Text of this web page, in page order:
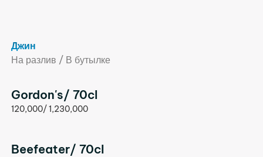
Джин
На разлив / В бутылке
Gordon's/ 70cl
120,000/ 1,230,000
Beefeater/ 70cl